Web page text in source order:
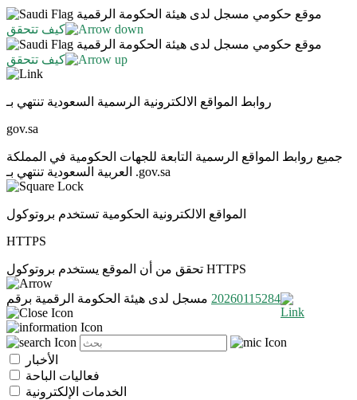
موقع حكومي مسجل لدى هيئة الحكومة الرقمية
كيف تتحقق
موقع حكومي مسجل لدى هيئة الحكومة الرقمية
كيف تتحقق
روابط المواقع الالكترونية الرسمية السعودية تنتهي بـ
gov.sa
جميع روابط المواقع الرسمية التابعة للجهات الحكومية في المملكة
العربية السعودية تنتهي بـ .gov.sa
المواقع الالكترونية الحكومية تستخدم بروتوكول
HTTPS
تحقق من أن الموقع يستخدم بروتوكول HTTPS
مسجل لدى هيئة الحكومة الرقمية برقم 20260115284
الأخبار
فعاليات الباحة
الخدمات الإلكترونية